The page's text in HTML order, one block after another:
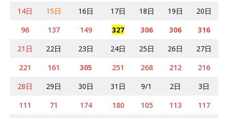
14日
15日 16日 17日 18日 19日
20日
96
137 149 327 306 306
316
21日
22日 23日 24日 25日 26日
27日
221
161 305 251 268 212
216
28日
29日 30日 31日 9/1 2日
3日
111
71 174 180 105 113
117